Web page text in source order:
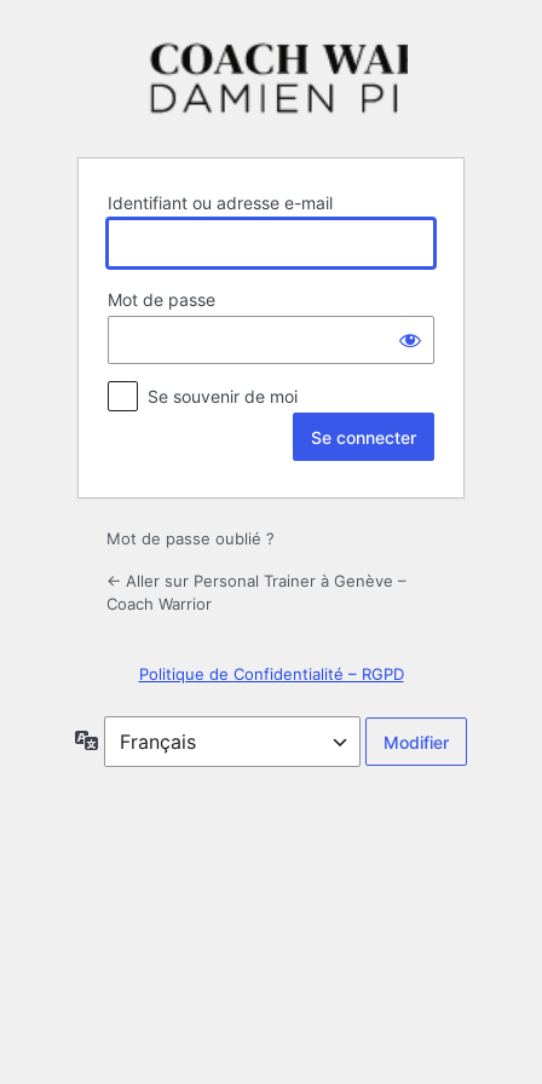
connecter
Identifiant ou adresse e-mail
Mot de passe
Se souvenir de moi
Mot de passe oublié ?
← Aller sur Personal Trainer à Genève –
Coach Warrior
Politique de Confidentialité – RGPD
Langue